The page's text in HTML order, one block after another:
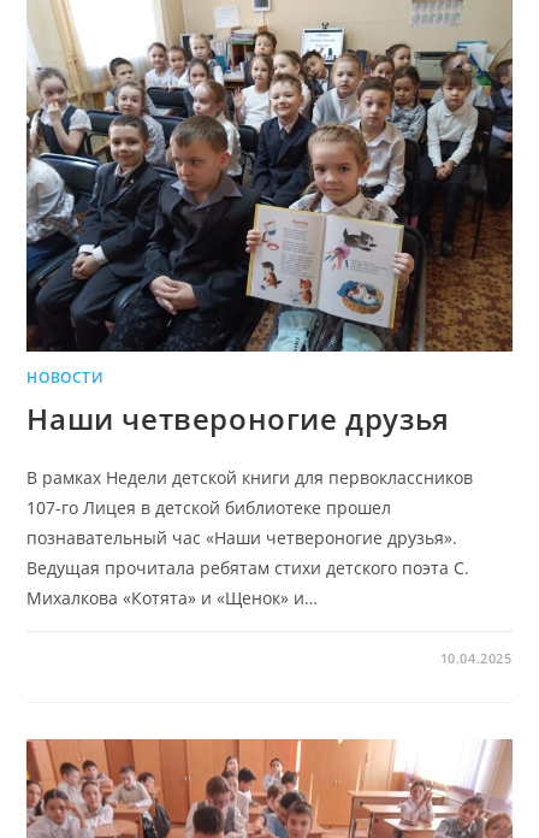
НОВОСТИ
Наши четвероногие друзья
В рамках Недели детской книги для первоклассников
107-го Лицея в детской библиотеке прошел
познавательный час «Наши четвероногие друзья».
Ведущая прочитала ребятам стихи детского поэта С.
Михалкова «Котята» и «Щенок» и…
10.04.2025